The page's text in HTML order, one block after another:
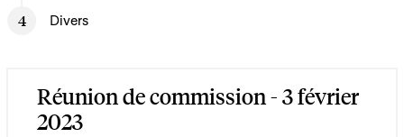
Divers
Réunion de commission - 3 février
2023